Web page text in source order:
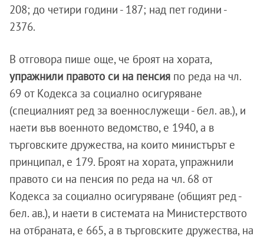
208; до четири години - 187; над пет години -
2376.
В отговора пише още, че броят на хората,
упражнили правото си на пенсия по реда на чл.
69 от Кодекса за социално осигуряване
(специалният ред за военнослужещи - бел. ав.), и
наети във военното ведомство, е 1940, а в
търговските дружества, на които министърът е
принципал, е 179. Броят на хората, упражнили
правото си на пенсия по реда на чл. 68 от
Кодекса за социално осигуряване (общият ред -
бел. ав.), и наети в системата на Министерството
на отбраната, е 665, а в търговските дружества, на